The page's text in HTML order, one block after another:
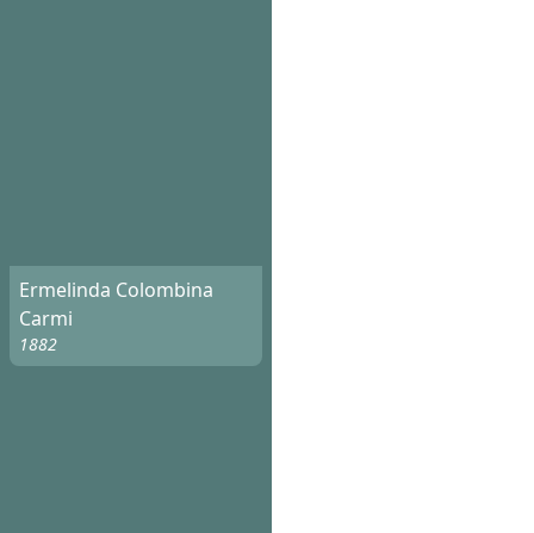
Ermelinda Colombina
Carmi
1882